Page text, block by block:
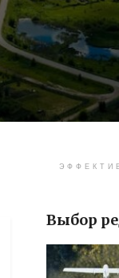
Выбор